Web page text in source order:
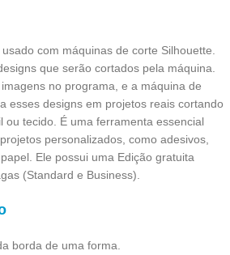
com máquinas de corte Silhouette.
que serão cortados pela máquina.
no programa, e a máquina de
esses designs em projetos reais cortando
ou tecido. É uma ferramenta essencial
personalizados, como adesivos,
Ele possui uma Edição gratuita
(Standard e Business).
borda de uma forma.